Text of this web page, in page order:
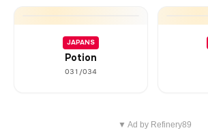
JAPANS
Potion
031/034
▼ Ad by Refinery89